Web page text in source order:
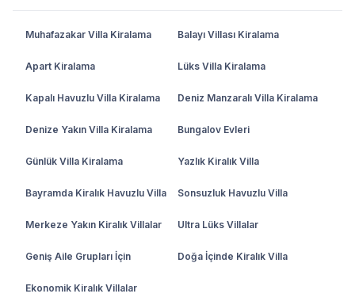
Muhafazakar Villa Kiralama Balayı Villası Kiralama
Apart Kiralama Lüks Villa Kiralama
Kapalı Havuzlu Villa Kiralama Deniz Manzaralı Villa Kiralama
Denize Yakın Villa Kiralama Bungalov Evleri
Günlük Villa Kiralama Yazlık Kiralık Villa
Bayramda Kiralık Havuzlu Villa Sonsuzluk Havuzlu Villa
Merkeze Yakın Kiralık Villalar Ultra Lüks Villalar
Geniş Aile Grupları İçin Doğa İçinde Kiralık Villa
Ekonomik Kiralık Villalar